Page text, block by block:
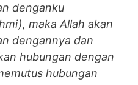
denganku
maka Allah akan
dengannya dan
hubungan dengan
hubungan